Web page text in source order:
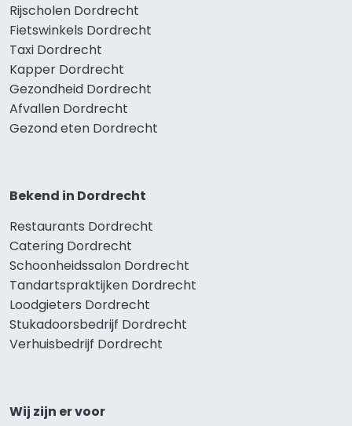
Rijscholen Dordrecht
Fietswinkels Dordrecht
Taxi Dordrecht
Kapper Dordrecht
Gezondheid Dordrecht
Afvallen Dordrecht
Gezond eten Dordrecht
Bekend in Dordrecht
Restaurants Dordrecht
Catering Dordrecht
Schoonheidssalon Dordrecht
Tandartspraktijken Dordrecht
Loodgieters Dordrecht
Stukadoorsbedrijf Dordrecht
Verhuisbedrijf Dordrecht
Wij zijn er voor